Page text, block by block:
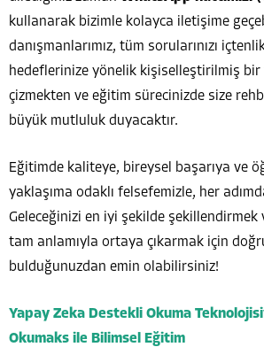
kullanarak bizimle kolayca iletişime
danışmanlarımız, tüm sorularınızı
hedeflerinize yönelik kişiselleştirilmiş bir
çizmekten ve eğitim sürecinizde size
büyük mutluluk duyacaktır.
Eğitimde kaliteye, bireysel başarıya ve
yaklaşıma odaklı felsefemizle, her
Geleceğinizi en iyi şekilde
tam anlamıyla ortaya çıkarmak için
bulduğunuzdan emin olabilirsiniz!
Yapay Zeka Destekli Okuma
Okumaks ile Bilimsel Eğitim